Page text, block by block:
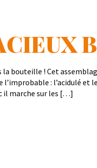
la bouteille ! Cet
l’improbable : l’acidulé et
il marche sur les […]